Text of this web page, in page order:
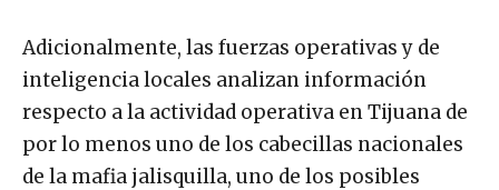
Adicionalmente, las fuerzas operativas y de
inteligencia locales analizan información
respecto a la actividad operativa en Tijuana de
por lo menos uno de los cabecillas nacionales
de la mafia jalisquilla, uno de los posibles